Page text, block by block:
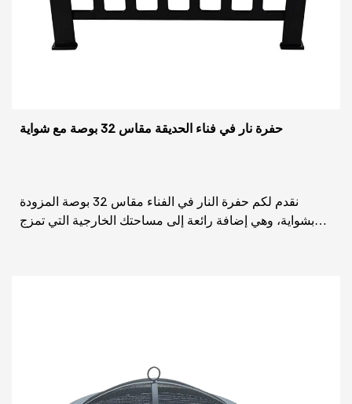
حفرة نار في فناء الحديقة مقاس 32 بوصة مع شواية
نقدم لكم حفرة النار في الفناء مقاس 32 بوصة المزودة
بشواية، وهي إضافة رائعة إلى مساحتك الخارجية التي تمزج